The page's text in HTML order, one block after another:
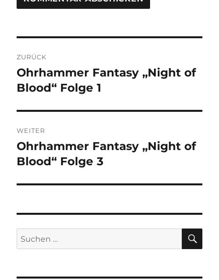
ZURÜCK
Vorheriger
Beitrag:
Ohrhammer Fantasy „Night of
Blood“ Folge 1
WEITER
Nächster
Beitrag:
Ohrhammer Fantasy „Night of
Blood“ Folge 3
Suchen
nach: